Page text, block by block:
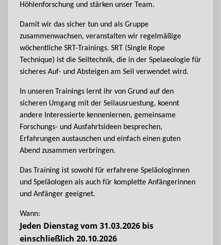
Höhlenforschung und stärken unser Team.
Damit wir das sicher tun und als Gruppe
zusammenwachsen, veranstalten wir regelmäßige
wöchentliche SRT-Trainings. SRT (Single Rope
Technique) ist die Seiltechnik, die in der Spelaeologie für
sicheres Auf- und Absteigen am Seil verwendet wird.
In unseren Trainings lernt ihr von Grund auf den
sicheren Umgang mit der Seilausruestung, koennt
andere Interessierte kennenlernen, gemeinsame
Forschungs- und Ausfahrtsideen besprechen,
Erfahrungen austauschen und einfach einen guten
Abend zusammen verbringen.
Das Training ist sowohl für erfahrene Speläologinnen
und Speläologen als auch für komplette Anfängerinnen
und Anfänger geeignet.
Wann:
Jeden Dienstag vom 31.03.2026 bis
einschließlich 20.10.2026